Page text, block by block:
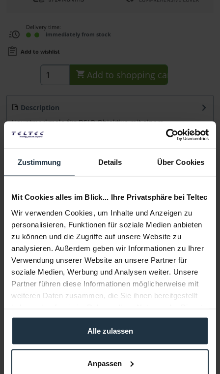
Zustimmung Details Über Cookies
Mit Cookies alles im Blick... Ihre Privatsphäre bei Teltec
Wir verwenden Cookies, um Inhalte und Anzeigen zu
personalisieren, Funktionen für soziale Medien anbieten
zu können und die Zugriffe auf unsere Website zu
analysieren. Außerdem geben wir Informationen zu Ihrer
Verwendung unserer Website an unsere Partner für
soziale Medien, Werbung und Analysen weiter. Unsere
Partner führen diese Informationen möglicherweise mit
weiteren Daten zusammen, die Sie ihnen bereitgestellt
gesammelt haben.
Alle zulassen
Anpassen
Delivery time:
immediately from stock
Add to wishlist
Add to shopping cart
Description
Hauptmerkmale für DSLR Objektive mit einem
Durchmesser von 75,0 bis 77,0 mm ermöglicht eine...more
Consultation
Manufacturer & Product Safety Information
Folgende Infos zum Hersteller sind verfübar...... more
More articles from +++ Tilta +++ look at
Tilta TA-FGR-5961 Focus Gear Ring 59,0 - 61,0 mm